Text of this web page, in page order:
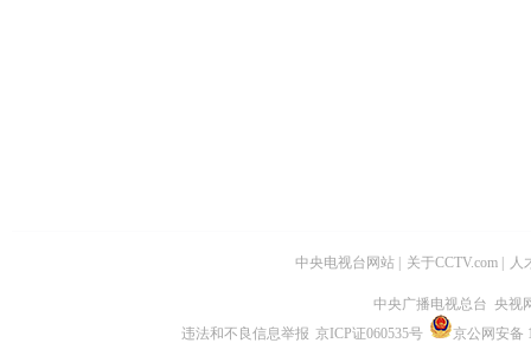
中央电视台网站 关于CCTV.com 人
中央广播电视总台 央视
违法和不良信息举报 京ICP证060535号
京公网安备